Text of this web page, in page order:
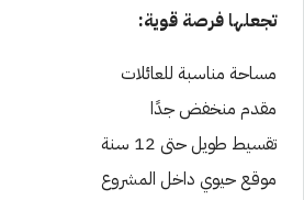
تجعلها فرصة قوية:
مساحة مناسبة للعائلات
مقدم منخفض جدًا
تقسيط طويل حتى 12 سنة
موقع حيوي داخل المشروع